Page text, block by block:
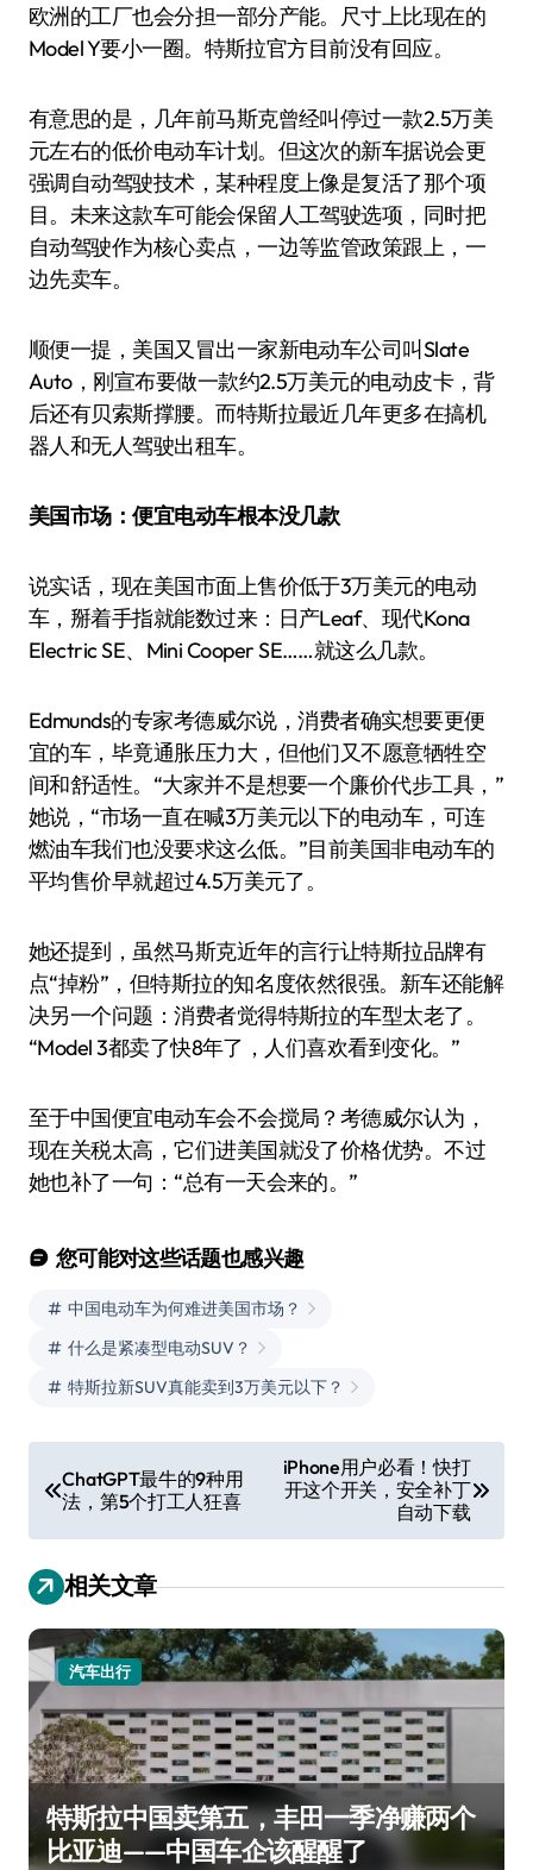
欧洲的工厂也会分担一部分产能。尺寸上比现在的
Model Y要小一圈。特斯拉官方目前没有回应。
有意思的是，几年前马斯克曾经叫停过一款2.5万美
元左右的低价电动车计划。但这次的新车据说会更
强调自动驾驶技术，某种程度上像是复活了那个项
目。未来这款车可能会保留人工驾驶选项，同时把
自动驾驶作为核心卖点，一边等监管政策跟上，一
边先卖车。
顺便一提，美国又冒出一家新电动车公司叫Slate
Auto，刚宣布要做一款约2.5万美元的电动皮卡，背
后还有贝索斯撑腰。而特斯拉最近几年更多在搞机
器人和无人驾驶出租车。
美国市场：便宜电动车根本没几款
说实话，现在美国市面上售价低于3万美元的电动
车，掰着手指就能数过来：日产Leaf、现代Kona
Electric SE、Mini Cooper SE……就这么几款。
Edmunds的专家考德威尔说，消费者确实想要更便
宜的车，毕竟通胀压力大，但他们又不愿意牺牲空
间和舒适性。“大家并不是想要一个廉价代步工具，”
她说，“市场一直在喊3万美元以下的电动车，可连
燃油车我们也没要求这么低。”目前美国非电动车的
平均售价早就超过4.5万美元了。
她还提到，虽然马斯克近年的言行让特斯拉品牌有
点“掉粉”，但特斯拉的知名度依然很强。新车还能解
决另一个问题：消费者觉得特斯拉的车型太老了。
“Model 3都卖了快8年了，人们喜欢看到变化。”
至于中国便宜电动车会不会搅局？考德威尔认为，
现在关税太高，它们进美国就没了价格优势。不过
她也补了一句：“总有一天会来的。”
您可能对这些话题也感兴趣
中国电动车为何难进美国市场？
什么是紧凑型电动SUV？
特斯拉新SUV真能卖到3万美元以下？
章
导
航
ChatGPT最牛的9种用
法，第5个打工人狂喜
iPhone用户必看！快打
开这个开关，安全补丁
自动下载
相关文章
汽车出行
特斯拉中国卖第五，丰田一季净赚两个
比亚迪——中国车企该醒醒了